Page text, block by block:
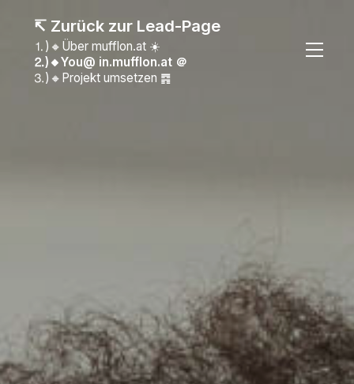
↸ Zurück zur Lead-Page
⒈)🔸Über mufflon.at ☀️
⒉)🔸You@ in.mufflon.at ＠
⒊)🔸Projekt umsetzen ䷴